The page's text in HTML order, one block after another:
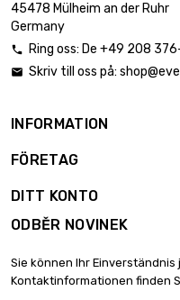
Tloušťka / síla :
šířka x délka :
200х1000mm
1.6mm
šířka x délka :
300х1000mm
3.2mm
šířka x délka :
200х1000mm
Tloušťka / síla :
3.2mm
45478 Mülheim an der Ruhr
Germany
 Ring oss: De +49 208
 Skriv till oss på:
INFORMATION
FÖRETAG
DITT KONTO
ODBĚR NOVINEK
Sie können Ihr
Kontaktinformationen finden